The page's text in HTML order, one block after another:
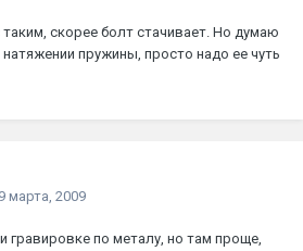
скорее болт стачивает. Но думаю
пружины, просто надо ее чуть
марта, 2009
гравировке по металу, но там проще,